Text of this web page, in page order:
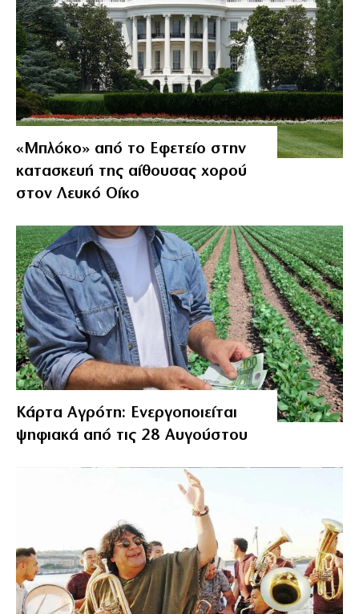
«Μπλόκο» από το Εφετείο στην
κατασκευή της αίθουσας χορού
στον Λευκό Οίκο
Κάρτα Αγρότη: Ενεργοποιείται
ψηφιακά από τις 28 Αυγούστου